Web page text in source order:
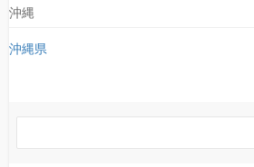
沖縄
沖縄県